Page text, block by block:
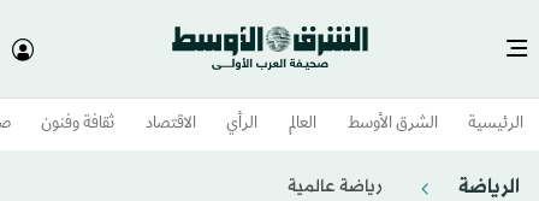
الرئيسية الشرق الأوسط​ العالم الرأي الاقتصاد ثقافة وفنون
الرياضة رياضة عالمية